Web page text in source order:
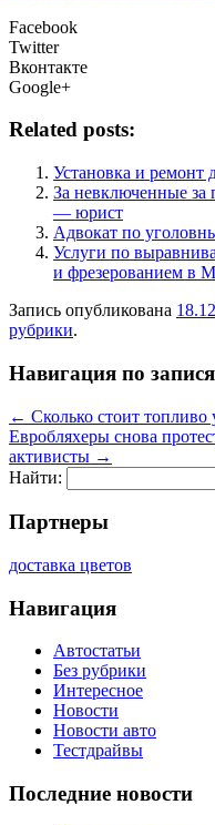
Facebook
Twitter
Вконтакте
Google+
Related posts:
Установка и ремонт
За невключенные
— юрист
Адвокат по
Услуги по
и фрезерованием в
Запись опубликована
рубрики.
Навигация по
← Сколько стоит топливо
Евробляхеры снова
активисты →
Найти:
Партнеры
доставка цветов
Навигация
Автостатьи
Без рубрики
Интересное
Новости
Новости авто
Тестдрайвы
Последние новости